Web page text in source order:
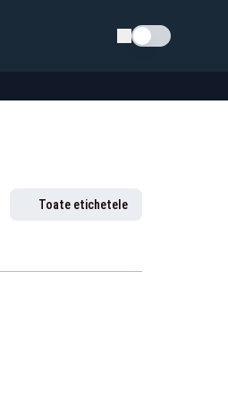
Schimba tema
Toate etichetele